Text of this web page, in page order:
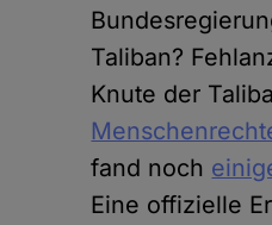
Taliban?
Knute der
fand noch
Eine offizielle